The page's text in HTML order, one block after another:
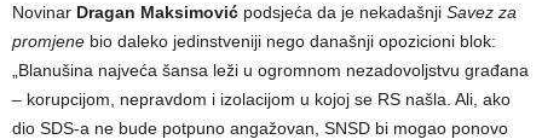
Novinar Dragan Maksimović podsjeća da je nekadašnji Savez za
promjene bio daleko jedinstveniji nego današnji opozicioni blok:
„Blanušina najveća šansa leži u ogromnom nezadovoljstvu građana
– korupcijom, nepravdom i izolacijom u kojoj se RS našla. Ali, ako
dio SDS-a ne bude potpuno angažovan, SNSD bi mogao ponovo